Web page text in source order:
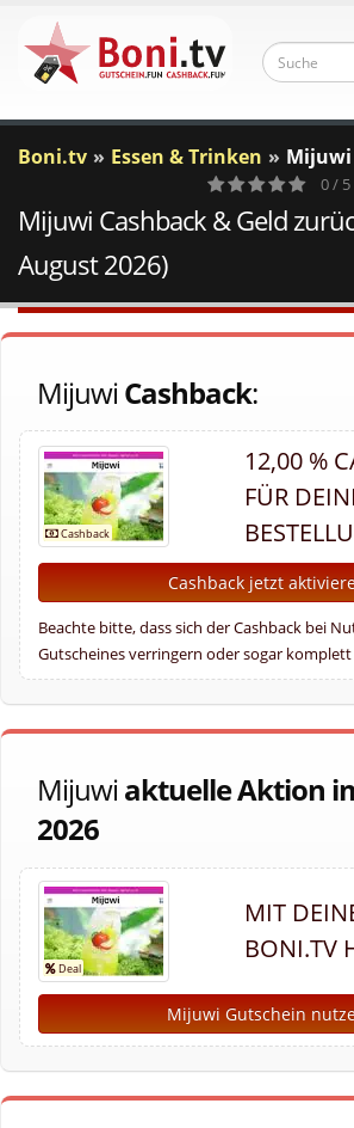
Boni.tv Essen & Trinken Mijuwi
0
Votes
0 / 5
Mijuwi Cashback & Geld
August 2026)
MijuwiCashback:
12,00 %
FÜR
Cashback jetzt
Beachte bitte, dass sich der Cashback bei
Gutscheines verringern oder sogar
Mijuwiaktuelle Aktion
2026
MIT
BONI.TV
Mijuwi Gutschein